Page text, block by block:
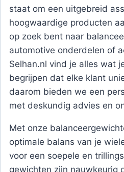
staat om een uitgebreid
hoogwaardige producten
op zoek bent naar
automotive onderdelen of
Selhan.nl vind je alles wat
begrijpen dat elke klant
daarom bieden we een
met deskundig advies en
Met onze
optimale balans van je
voor een soepele en
gewichten zijn nauwkeurig